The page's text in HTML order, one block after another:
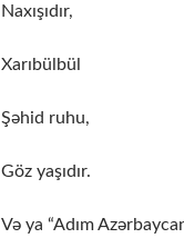
Naxışıdır,
Xarıbülbül
Şəhid ruhu,
Göz yaşıdır.
Və ya “Adım